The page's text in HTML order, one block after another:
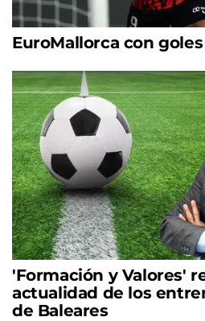
EuroMallorca con
'Formación y Valores'
actualidad de los
de Baleares